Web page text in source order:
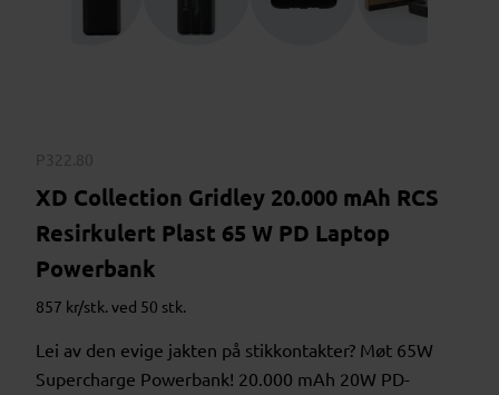
P322.80
XD Collection Gridley 20.000 mAh RCS
Resirkulert Plast 65 W PD Laptop
Powerbank
857 kr/stk. ved 50 stk.
Lei av den evige jakten på stikkontakter? Møt 65W
Supercharge Powerbank! 20.000 mAh 20W PD-